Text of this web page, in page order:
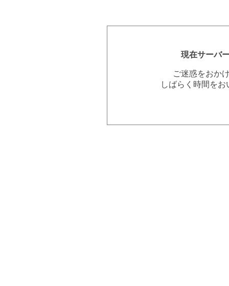
現在サーバ
ご迷惑をおか
しばらく時間を